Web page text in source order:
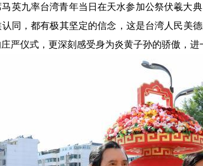
英九率台湾青年当日在天水参加公祭伏羲大
同，都有极其坚定的信念，这是台湾人民美
严仪式，更深刻感受身为炎黄子孙的骄傲，进